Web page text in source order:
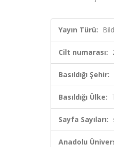
Yayın Türü:
Cilt numarası:
Basıldığı Şehir:
Basıldığı Ülke:
Sayfa Sayıları:
Anadolu